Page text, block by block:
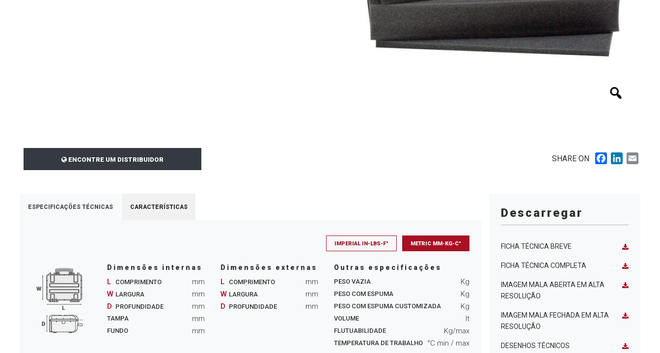
ENCONTRE UM DISTRIBUIDOR SHARE ON Facebook
LinkedIn
ESPECIFICAÇÕES TÉCNICAS CARACTERÍSTICAS
IMPERIAL IN-LBS-F° METRIC MM-KG-C°
Dimensões internas
L COMPRIMENTO
mm
W LARGURA
mm
D PROFUNDIDADE mm
TAMPA mm
FUNDO mm
Dimensões externas
L COMPRIMENTO
mm
W LARGURA
mm
D PROFUNDIDADE mm
Outras especificações
PESO VAZIA Kg
PESO COM ESPUMA Kg
PESO COM ESPUMA CUSTOMIZADA Kg
VOLUME lt
FLUTUABILIDADE Kg/max
TEMPERATURA DE TRABALHO °C min / max
Descarregar
FICHA TÉCNICA BREVE
FICHA TÉCNICA COMPLETA
IMAGEM MALA ABERTA EM ALTA
RESOLUÇÃO
IMAGEM MALA FECHADA EM ALTA
RESOLUÇÃO
DESENHOS TÉCNICOS